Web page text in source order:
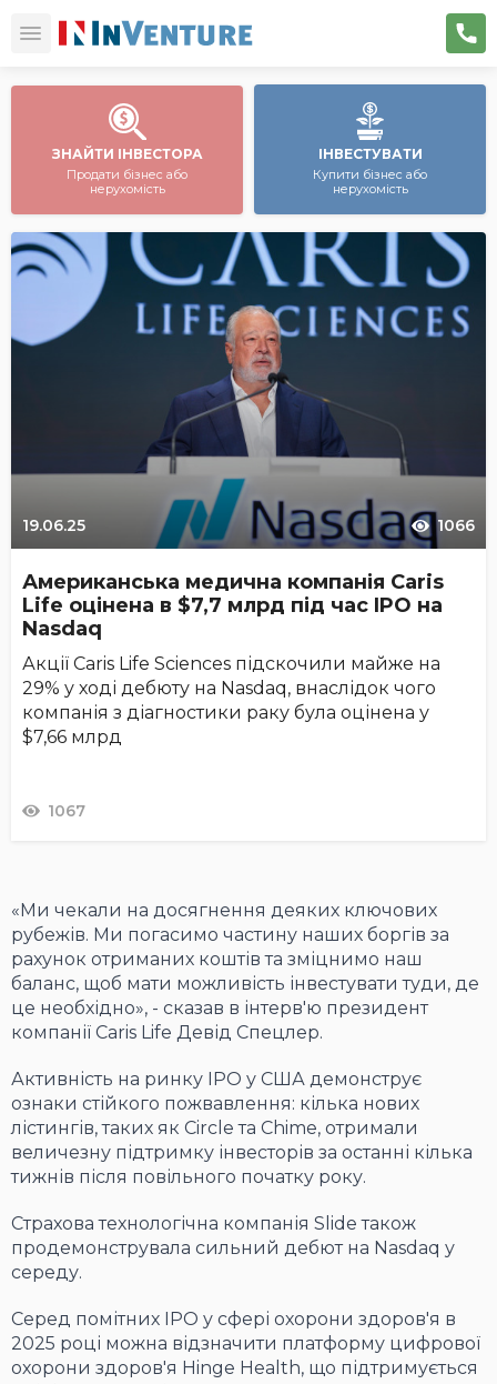
ЗНАЙТИ ІНВЕСТОРА
Продати бізнес або
нерухомість
ІНВЕСТУВАТИ
Купити бізнес або
нерухомість
19.06.25 1066
Американська медична компанія Caris
Life оцінена в $7,7 млрд під час IPO на
Nasdaq
Акції Caris Life Sciences підскочили майже на
29% у ході дебюту на Nasdaq, внаслідок чого
компанія з діагностики раку була оцінена у
$7,66 млрд
1067
«Ми чекали на досягнення деяких ключових
рубежів. Ми погасимо частину наших боргів за
рахунок отриманих коштів та зміцнимо наш
баланс, щоб мати можливість інвестувати туди, де
це необхідно», - сказав в інтерв'ю президент
компанії Caris Life Девід Спецлер.
Активність на ринку IPO у США демонструє
ознаки стійкого пожвавлення: кілька нових
лістингів, таких як Circle та Chime, отримали
величезну підтримку інвесторів за останні кілька
тижнів після повільного початку року.
Страхова технологічна компанія Slide також
продемонструвала сильний дебют на Nasdaq у
середу.
Серед помітних IPO у сфері охорони здоров'я в
2025 році можна відзначити платформу цифрової
охорони здоров'я Hinge Health, що підтримується